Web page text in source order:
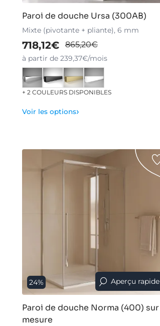
Paroi de douche Ursa (300AB)
Mixte (pivotante + pliante), 6 mm
718,12€ 865,20€
à partir de 239,37€/mois
+ 2 COULEURS DISPONIBLES
Voir les options›
24% Aperçu rapide
Paroi de douche Norma (400) sur
mesure